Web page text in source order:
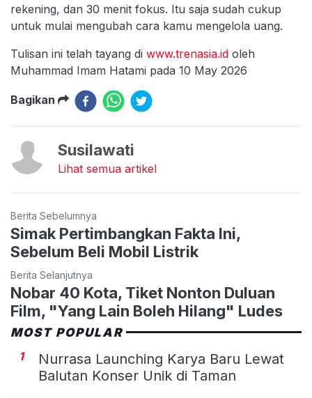
rekening, dan 30 menit fokus. Itu saja sudah cukup
untuk mulai mengubah cara kamu mengelola uang.
Tulisan ini telah tayang di www.trenasia.id oleh
Muhammad Imam Hatami pada 10 May 2026
Bagikan
Susilawati
Lihat semua artikel
Berita Sebelumnya
Simak Pertimbangkan Fakta Ini,
Sebelum Beli Mobil Listrik
Berita Selanjutnya
Nobar 40 Kota, Tiket Nonton Duluan
Film, "Yang Lain Boleh Hilang" Ludes
MOST POPULAR
1
Nurrasa Launching Karya Baru Lewat
Balutan Konser Unik di Taman